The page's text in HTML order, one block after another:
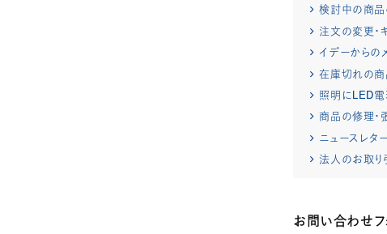
検討中の商
注文の変更・
イデーからの
在庫切れの
照明にLED電
商品の修理・
ニュースレタ
法人のお取
お問い合わせフ